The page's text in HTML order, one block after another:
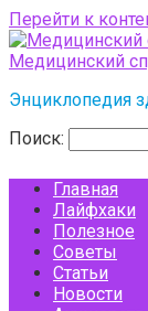
Перейти к
Медицинский
Энциклопедия
Поиск:
Главная
Лайфхаки
Полезное
Советы
Статьи
Новости